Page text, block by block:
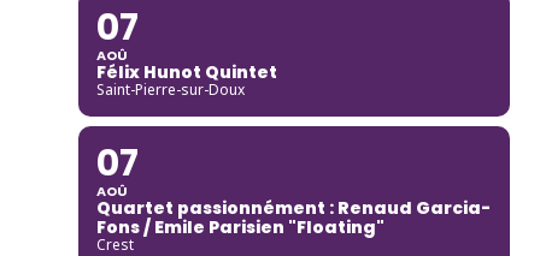
07
AOÛ
Félix Hunot Quintet
Saint-Pierre-sur-Doux
07
AOÛ
Quartet passionnément : Renaud Garcia-
Fons / Emile Parisien "Floating"
Crest